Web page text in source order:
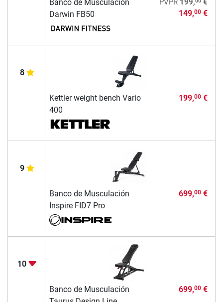
Banco de Musculación
Darwin FB50
149,00€
8
Kettler weight bench Vario
400
199,00€
9
Banco de Musculación
Inspire FID7 Pro
699,00€
10
Banco de Musculación
699,00€